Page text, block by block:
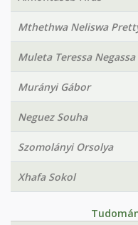
Mthethwa Neliswa
Muleta Teressa Negassa
Murányi Gábor
Neguez Souha
Szomolányi Orsolya
Xhafa Sokol